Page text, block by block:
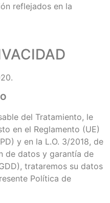
reflejados en la
del Tratamiento, le
en el Reglamento (UE)
y en la L.O. 3/2018, de
de datos y garantía de
trataremos su datos
Política de